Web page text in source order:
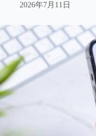
2026年7月11日